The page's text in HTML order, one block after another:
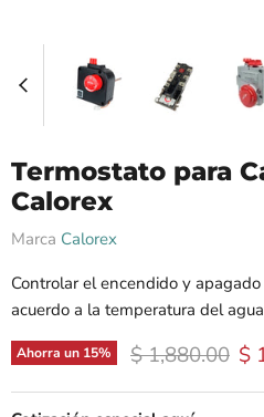
Termostato para
Calorex
Marca Calorex
Controlar el encendido y
acuerdo a la temperatura del
Ahorra un 15% Precio original
$ 1,880.00 $